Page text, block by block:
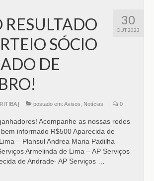
30
OUT 2023
RESULTADO
SÓCIO
DE
| postado em: Avisos Notícias 0
Acompanhe as nossas redes
informado R$500 Aparecida de
– Plansul Andrea Maria Padilha
Armelinda de Lima – AP Serviços
de Andrade- AP Serviços …